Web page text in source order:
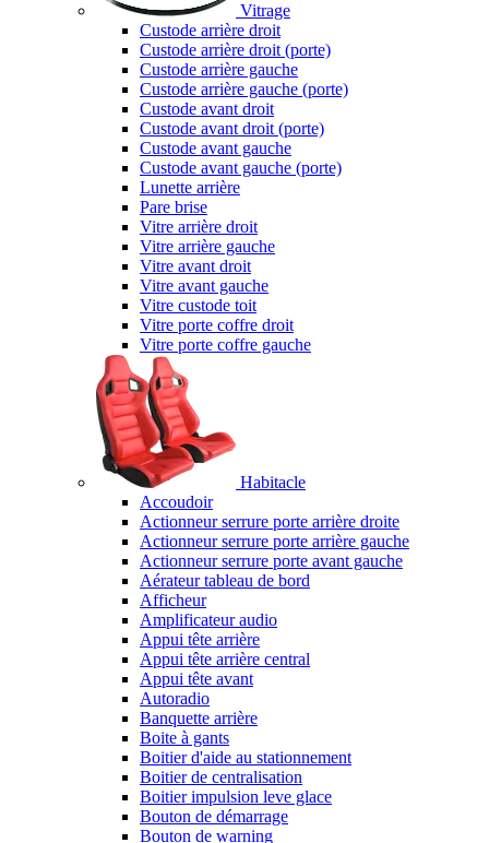
Vitrage
Custode arrière droit
Custode arrière droit (porte)
Custode arrière gauche
Custode arrière gauche (porte)
Custode avant droit
Custode avant droit (porte)
Custode avant gauche
Custode avant gauche (porte)
Lunette arrière
Pare brise
Vitre arrière droit
Vitre arrière gauche
Vitre avant droit
Vitre avant gauche
Vitre custode toit
Vitre porte coffre droit
Vitre porte coffre gauche
Habitacle
Accoudoir
Actionneur serrure porte arrière droite
Actionneur serrure porte arrière gauche
Actionneur serrure porte avant gauche
Aérateur tableau de bord
Afficheur
Amplificateur audio
Appui tête arrière
Appui tête arrière central
Appui tête avant
Autoradio
Banquette arrière
Boite à gants
Boitier d'aide au stationnement
Boitier de centralisation
Boitier impulsion leve glace
Bouton de démarrage
Bouton de warning